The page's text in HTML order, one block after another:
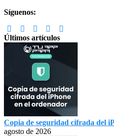
Síguenos:
Últimos artículos
Copia de seguridad cifrada del
agosto de 2026